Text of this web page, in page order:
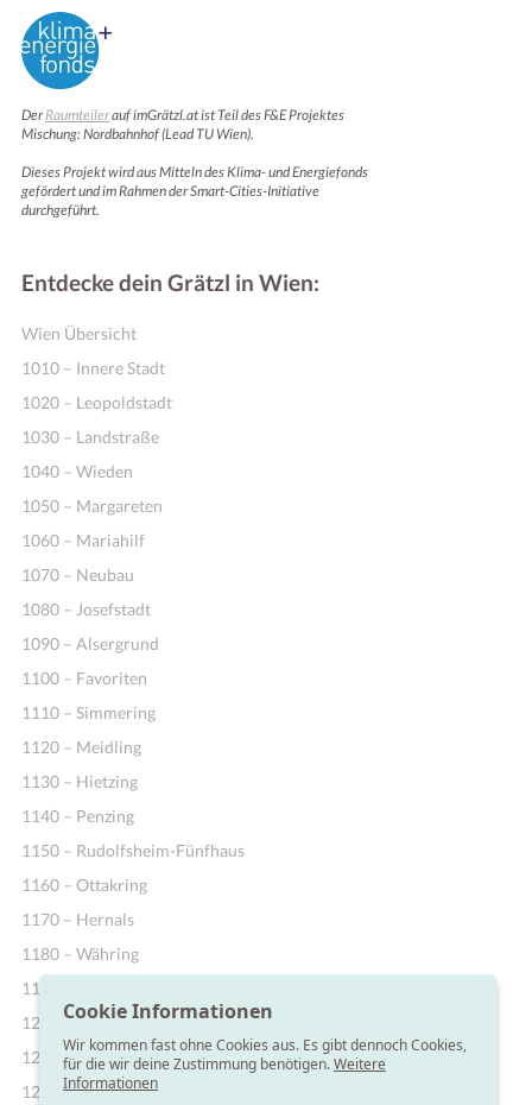
DerRaumteilerauf imGrätzl.at ist Teil des F&E Projektes
Mischung: Nordbahnhof (Lead TU Wien).
Dieses Projekt wird aus Mitteln des Klima- und Energiefonds
gefördert und im Rahmen der Smart-Cities-Initiative
durchgeführt.
Entdecke dein Grätzl in Wien:
Wien Übersicht
1010 – Innere Stadt
1020 – Leopoldstadt
1030 – Landstraße
1040 – Wieden
1050 – Margareten
1060 – Mariahilf
1070 – Neubau
1080 – Josefstadt
1090 – Alsergrund
1100 – Favoriten
1110 – Simmering
1120 – Meidling
1130 – Hietzing
1140 – Penzing
1150 – Rudolfsheim-Fünfhaus
1160 – Ottakring
1170 – Hernals
1180 – Währing
1190 – Döbling
1200 – Brigittenau
1210 – Floridsdorf
1220 – Donaustadt
Cookie Informationen
Wir kommen fast ohne Cookies aus. Es gibt dennoch Cookies,
für die wir deine Zustimmung benötigen.Weitere
Informationen